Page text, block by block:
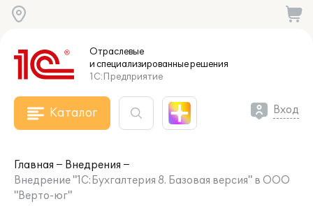
Отраслевые
и специализированныерешения
1С:Предприятие
Каталог Вход
Главная
Внедрения
Внедрение "1С:Бухгалтерия 8. Базовая версия" в ООО
"Верто-юг"